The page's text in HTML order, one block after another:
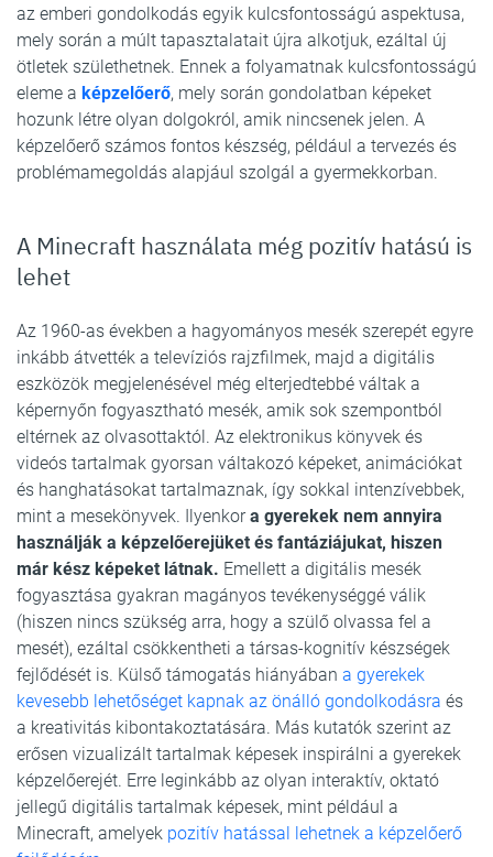
az emberi gondolkodás egyik kulcsfontosságú aspektusa,
mely során a múlt tapasztalatait újra alkotjuk, ezáltal új
ötletek születhetnek. Ennek a folyamatnak kulcsfontosságú
eleme a képzelőerő, mely során gondolatban képeket
hozunk létre olyan dolgokról, amik nincsenek jelen. A
képzelőerő számos fontos készség, például a tervezés és
problémamegoldás alapjául szolgál a gyermekkorban.
A Minecraft használata még pozitív hatású is
lehet
Az 1960-as években a hagyományos mesék szerepét egyre
inkább átvették a televíziós rajzfilmek, majd a digitális
eszközök megjelenésével még elterjedtebbé váltak a
képernyőn fogyasztható mesék, amik sok szempontból
eltérnek az olvasottaktól. Az elektronikus könyvek és
videós tartalmak gyorsan váltakozó képeket, animációkat
és hanghatásokat tartalmaznak, így sokkal intenzívebbek,
mint a mesekönyvek. Ilyenkora gyerekek nem annyira
használják a képzelőerejüket és fantáziájukat, hiszen
már kész képeket látnak. Emellett a digitális mesék
fogyasztása gyakran magányos tevékenységgé válik
(hiszen nincs szükség arra, hogy a szülő olvassa fel a
mesét), ezáltal csökkentheti a társas-kognitív készségek
fejlődését is. Külső támogatás hiányában a gyerekek
kevesebb lehetőséget kapnak az önálló gondolkodásra és
a kreativitás kibontakoztatására. Más kutatók szerint az
erősen vizualizált tartalmak képesek inspirálni a gyerekek
képzelőerejét. Erre leginkább az olyan interaktív, oktató
jellegű digitális tartalmak képesek, mint például a
Minecraft, amelyek pozitív hatással lehetnek a képzelőerő